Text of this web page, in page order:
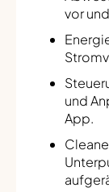
vor
und
App.